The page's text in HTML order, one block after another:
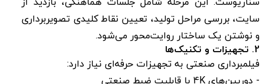
سایت، بررسی مراحل تولید، تعیین نقاط کلیدی تصویربرداری
و نوشتن یک ساختار روایت‌محور می‌شود.
2. تجهیزات و تکنیک‌ها
فیلمبرداری صنعتی به تجهیزات حرفه‌ای نیاز دارد:
- دوربین‌های 4K با قابلیت ضبط صنعتی